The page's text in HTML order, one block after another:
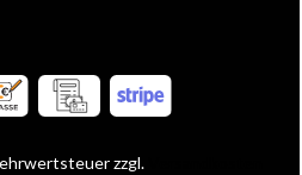
zzgl.